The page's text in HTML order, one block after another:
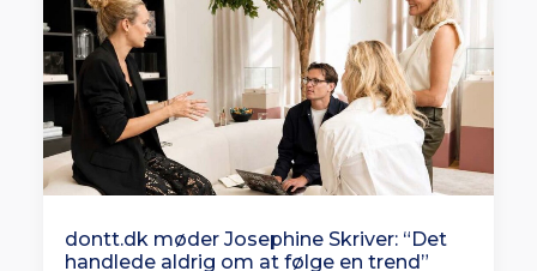
dontt.dk møder Josephine Skriver: “Det
handlede aldrig om at følge en trend”